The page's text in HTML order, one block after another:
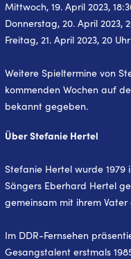
Mittwoch, 19. April 2023,
Donnerstag, 20. April 2023,
Freitag, 21. April 2023, 20 Uhr
Weitere Spieltermine von
kommenden Wochen auf
bekannt gegeben.
Über Stefanie Hertel
Stefanie Hertel wurde 1979
Sängers Eberhard Hertel
gemeinsam mit ihrem
Im DDR-Fernsehen
Gesangstalent erstmals